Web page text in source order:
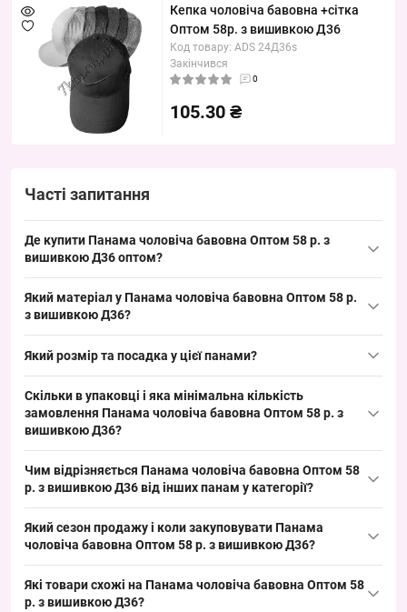
Кепка чоловіча бавовна +сітка
Оптом 58р. з вишивкою Д36
Код товару: ADS 24Д36s
Закінчився
0
105.30 ₴
Часті запитання
Де купити Панама чоловіча бавовна Оптом 58 р. з
вишивкою Д36 оптом?
можна упаковкою з Одеси 7КМ; це ходовий літній розмір 58,
у категорії чоловічих панам.
Який матеріал у Панама чоловіча бавовна Оптом 58 р.
з вишивкою Д36?
панамок, підходить для літнього сезону і дає перевагу при
пропозицію для оптових покупців.
Який розмір та посадка у цієї панами?
дорослого чоловічого розміру. Цей ходовий розмір підходить
для широкого кола покупців і полегшує формування
Скільки в упаковці і яка мінімальна кількість
замовлення Панама чоловіча бавовна Оптом 58 р. з
вишивкою Д36?
упаковка. Формат замовлення дозволяє швидко формувати
сезонний попит.
Чим відрізняється Панама чоловіча бавовна Оптом 58
р. з вишивкою Д36 від інших панам у категорії?
акцентом дизайну; альтернативи можуть бути з міксу
додає асортименту уніфікований літній товар і закриває
базовий попит на сезон.
Який сезон продажу і коли закуповувати Панама
чоловіча бавовна Оптом 58 р. з вишивкою Д36?
замовляти за 4–6 тижнів до піку сезону, щоб встигнути
Які товари схожі на Панама чоловіча бавовна Оптом 58
р. з вишивкою Д36?